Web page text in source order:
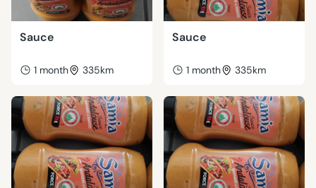
Sauce
1 month 335km
Sauce
1 month 335km